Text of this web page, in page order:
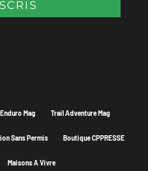
Enduro Mag Trail Adventure Mag
Sans Permis Boutique CPPRESSE
Maisons A Vivre